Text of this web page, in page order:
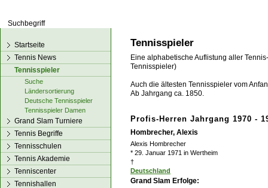
Tennisspieler
Eine alphabetische Auflistung aller
Tennisspieler)
Auch die ältesten Tennisspieler vom
Ab Jahrgang ca. 1850.
Profis-Herren Jahrgang 1970 -
Hombrecher, Alexis
Alexis Hombrecher
* 29. Januar 1971 in Wertheim
†
Deutschland
Grand Slam Erfolge:
Startseite
Tennis News
Tennisspieler
Suche
Ländersortierung
Deutsche Tennisspieler
Tennisspieler Damen
Grand Slam Turniere
Tennis Begriffe
Tennisschulen
Tennis Akademie
Tenniscenter
Tennishallen